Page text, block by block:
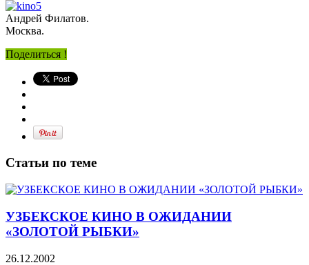
Андрей Филатов.
Москва.
Поделиться !
Статьи по теме
УЗБЕКСКОЕ КИНО В ОЖИДАНИИ
«ЗОЛОТОЙ РЫБКИ»
26.12.2002